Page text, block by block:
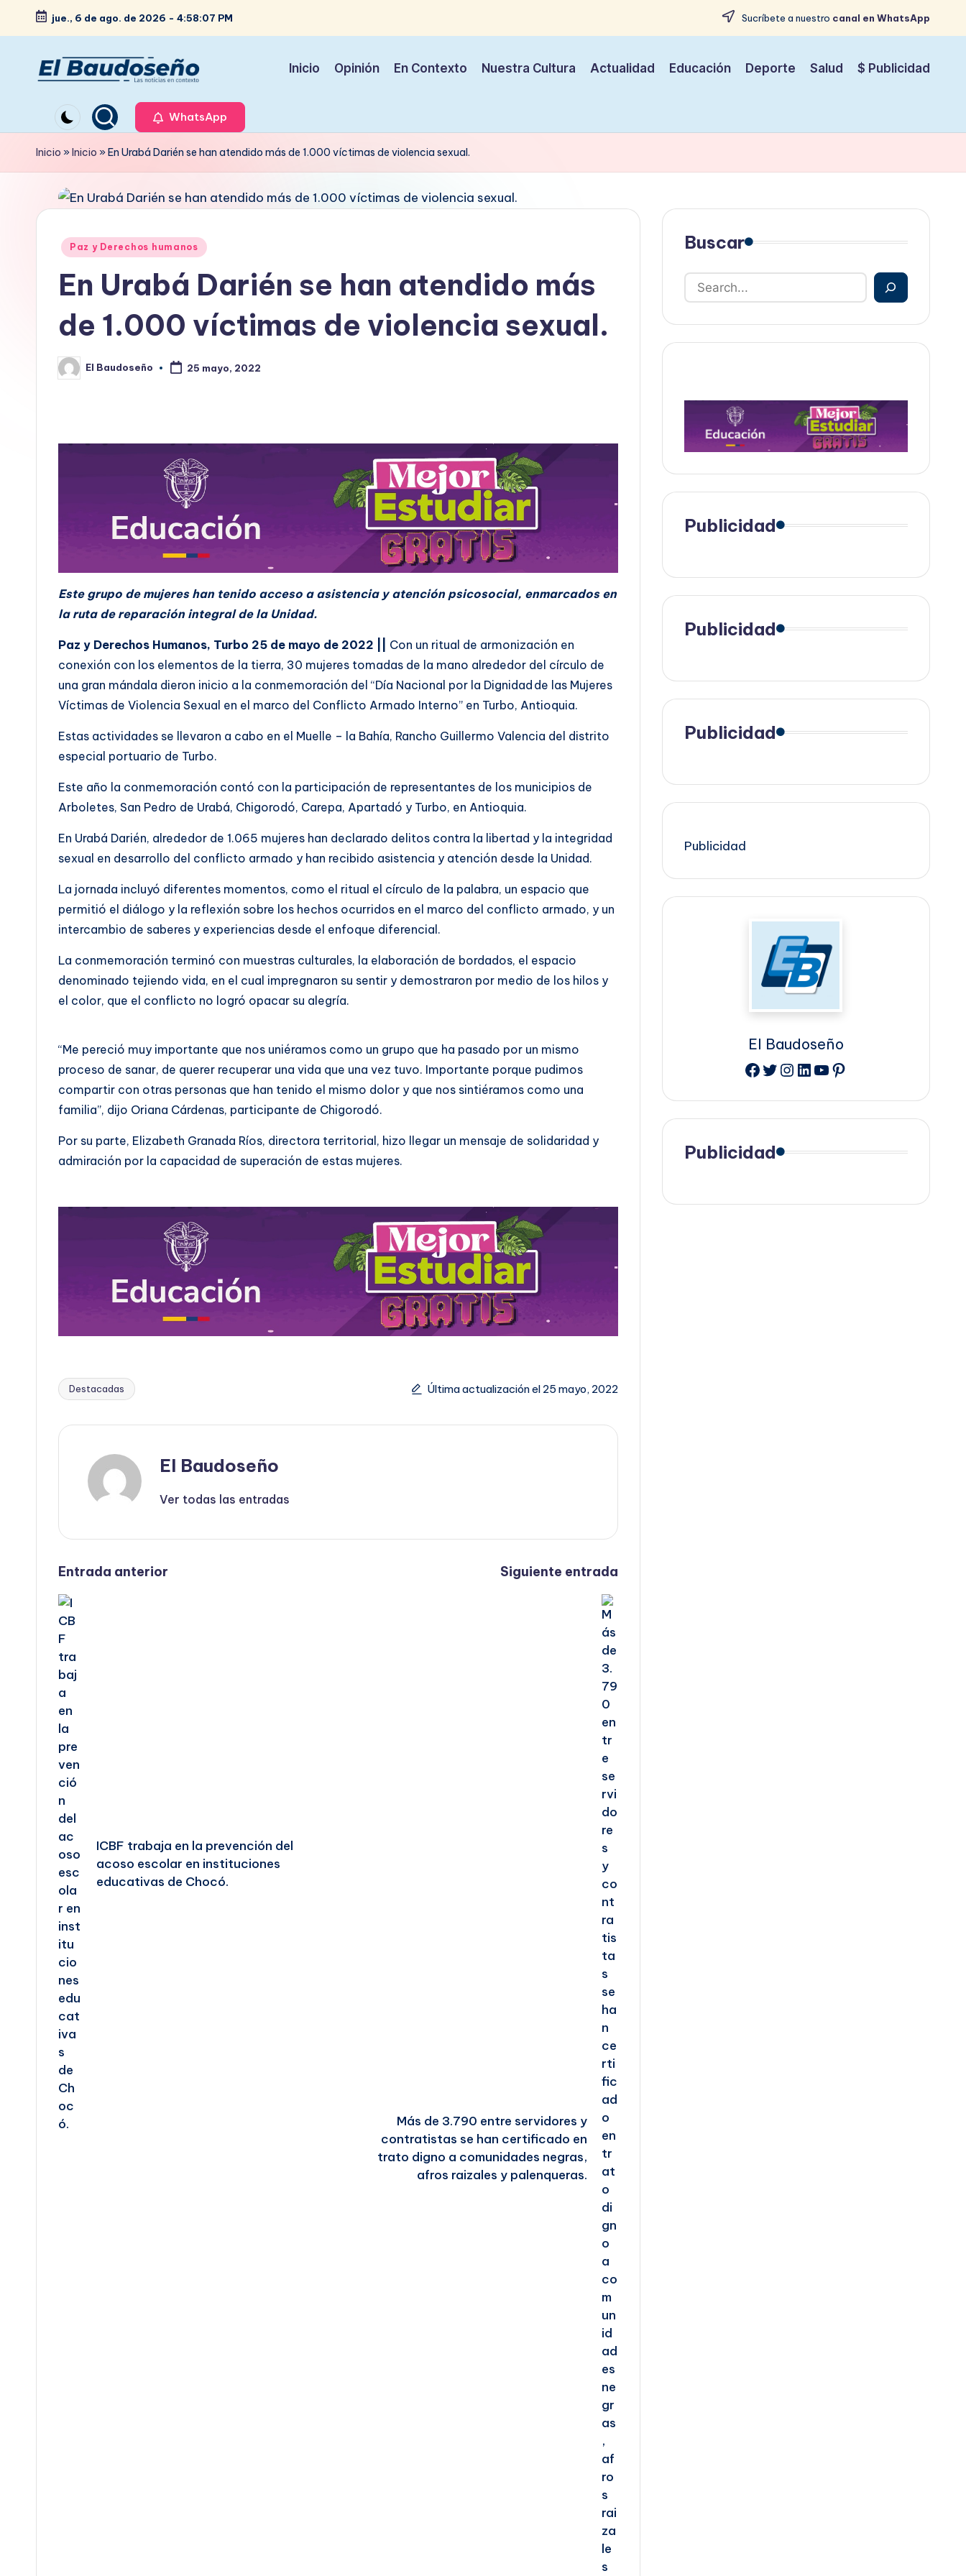
Saltar
contenido
jue., 6 de ago. de 2026 - 4:58:08 PM Sucríbete a nuestro canal en WhatsApp
e
ri
d
noticias
en
contexto
Inicio Opinión En Contexto Nuestra Cultura Actualidad Educación Deporte Salud $ Publicidad
WhatsApp
Inicio »Inicio »En Urabá Darién se han atendido más de 1.000 víctimas de violencia sexual.
Publicado
Paz y Derechos humanos
En Urabá Darién se han atendido más
de 1.000 víctimas de violencia sexual.
Publicado
por
El Baudoseño 25 mayo, 2022
Este grupo de mujeres han tenido acceso a asistencia y atención psicosocial, enmarcados en
la ruta de reparación integral de la Unidad.
Paz y Derechos Humanos, Turbo 25 de mayo de 2022 ||
Con un ritual de armonización en
conexión con los elementos de la tierra, 30 mujeres tomadas de la mano alrededor del círculo de
una gran mándala dieron inicio a la conmemoración del “Día Nacional por la Dignidad de las Mujeres
Víctimas de Violencia Sexual en el marco del Conflicto Armado Interno” en Turbo, Antioquia.
Estas actividades se llevaron a cabo en el Muelle – la Bahía, Rancho Guillermo Valencia del distrito
especial portuario de Turbo.
Este año la conmemoración contó con la participación de representantes de los municipios de
Arboletes, San Pedro de Urabá, Chigorodó, Carepa, Apartadó y Turbo, en Antioquia.
En Urabá Darién, alrededor de 1.065 mujeres han declarado delitos contra la libertad y la integridad
sexual en desarrollo del conflicto armado y han recibido asistencia y atención desde la Unidad.
La jornada incluyó diferentes momentos, como el ritual el círculo de la palabra, un espacio que
permitió el diálogo y la reflexión sobre los hechos ocurridos en el marco del conflicto armado, y un
intercambio de saberes y experiencias desde el enfoque diferencial.
La conmemoración terminó con muestras culturales, la elaboración de bordados, el espacio
denominado tejiendo vida, en el cual impregnaron su sentir y demostraron por medio de los hilos y
el color, que el conflicto no logró opacar su alegría.
“Me pereció muy importante que nos uniéramos como un grupo que ha pasado por un mismo
proceso de sanar, de querer recuperar una vida que una vez tuvo. Importante porque pudimos
compartir con otras personas que han tenido el mismo dolor y que nos sintiéramos como una
familia”, dijo Oriana Cárdenas, participante de Chigorodó.
Por su parte, Elizabeth Granada Ríos, directora territorial, hizo llegar un mensaje de solidaridad y
admiración por la capacidad de superación de estas mujeres.
Etiquetas:
Destacadas Última actualización el 25 mayo, 2022
El Baudoseño
Ver todas las entradas
Navegación
de
entradas
Entrada anterior
ICBF trabaja en la prevención del
acoso escolar en instituciones
educativas de Chocó.
Siguiente entrada
Más de 3.790 entre servidores y
contratistas se han certificado en
trato digno a comunidades negras,
afros raizales y palenqueras.
Buscar
Publicidad
Publicidad
Publicidad
Publicidad
El Baudoseño
Facebook
Twitter
Instagram
LinkedIn
YouTube
Pinterest
Publicidad